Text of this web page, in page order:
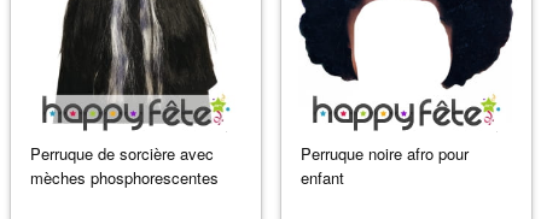
Perruque de sorcière avec
mèches phosphorescentes
Perruque noire afro pour
enfant